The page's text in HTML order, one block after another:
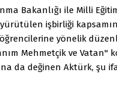
Bakanlığı ile Milli
işbirliği
yönelik
Mehmetçik ve Vatan"
da değinen Aktürk, şu